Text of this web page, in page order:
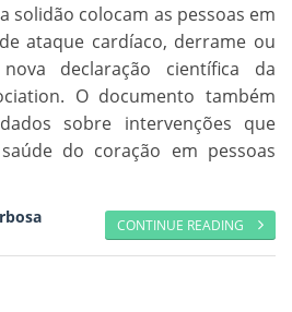
solidão colocam as pessoas em
ataque cardíaco, derrame ou
declaração científica da
O documento também
sobre intervenções que
do coração em pessoas
CONTINUE READING